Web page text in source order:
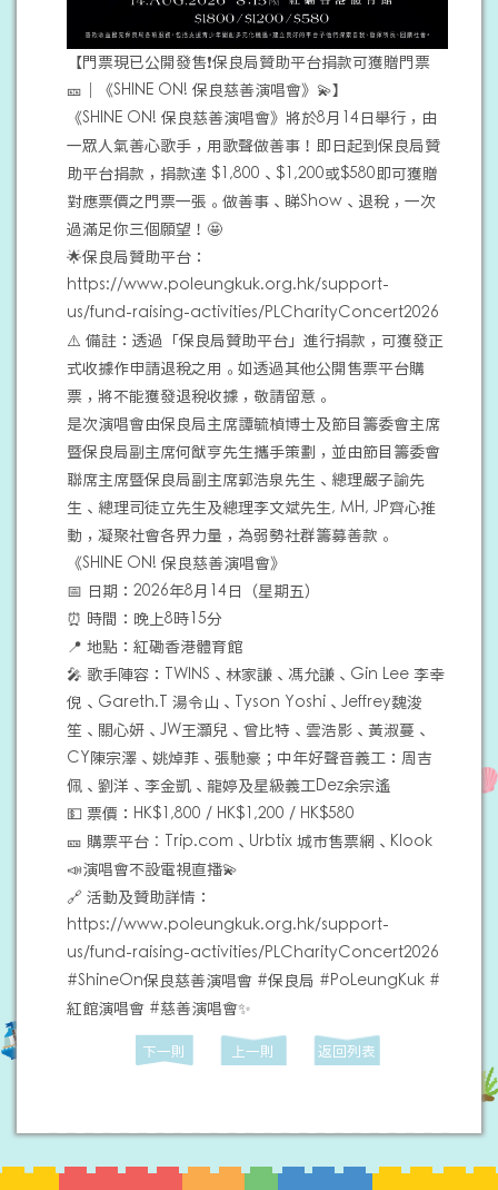
【門票現已公開發售❗保良局贊助平台捐款可獲贈門票
🎫｜《SHINE ON! 保良慈善演唱會》💫】
《SHINE ON! 保良慈善演唱會》將於8月14日舉行，由
一眾人氣善心歌手，用歌聲做善事！即日起到保良局贊
助平台捐款，捐款達 $1,800、$1,200或$580即可獲贈
對應票價之門票一張。做善事、睇Show、退稅，一次
過滿足你三個願望！🤩
🌟保良局贊助平台：
https://www.poleungkuk.org.hk/support-
us/fund-raising-activities/PLCharityConcert2026
⚠️ 備註：透過「保良局贊助平台」進行捐款，可獲發正
式收據作申請退稅之用。如透過其他公開售票平台購
票，將不能獲發退稅收據，敬請留意。
是次演唱會由保良局主席譚毓楨博士及節目籌委會主席
暨保良局副主席何猷亨先生攜手策劃，並由節目籌委會
聯席主席暨保良局副主席郭浩泉先生、總理嚴子諭先
生、總理司徒立先生及總理李文斌先生, MH, JP齊心推
動，凝聚社會各界力量，為弱勢社群籌募善款。
《SHINE ON! 保良慈善演唱會》
📅 日期：2026年8月14日（星期五）
⏰ 時間：晚上8時15分
📍 地點：紅磡香港體育館
🎤 歌手陣容：TWINS、林家謙、馮允謙、Gin Lee 李幸
倪、Gareth.T 湯令山、Tyson Yoshi、Jeffrey魏浚
笙、關心妍、JW王灝兒、曾比特、雲浩影、黃淑蔓、
CY陳宗澤、姚焯菲、張馳豪；中年好聲音義工：周吉
佩、劉洋、李金凱、龍婷及星級義工Dez余宗遙
💵 票價：HK$1,800 / HK$1,200 / HK$580
🎫 購票平台︰Trip.com、Urbtix 城市售票網、Klook
📣演唱會不設電視直播💫
🔗 活動及贊助詳情：
https://www.poleungkuk.org.hk/support-
us/fund-raising-activities/PLCharityConcert2026
#ShineOn保良慈善演唱會 #保良局 #PoLeungKuk #
紅館演唱會 #慈善演唱會✨
下一則 上一則 返回列表